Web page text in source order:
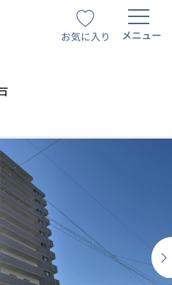
お気に入り メニュー